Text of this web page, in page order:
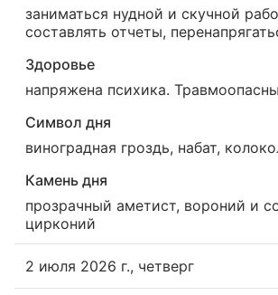
заниматься нудной и скучной
составлять отчеты,
Здоровье
напряжена психика.
Символ дня
виноградная гроздь, набат,
Камень дня
прозрачный аметист, вороний и
цирконий
2 июля 2026 г., четверг